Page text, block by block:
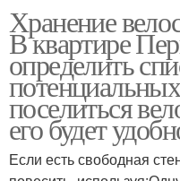
Хранение
В квартире
определить
поселиться
его будет
Если есть свободная